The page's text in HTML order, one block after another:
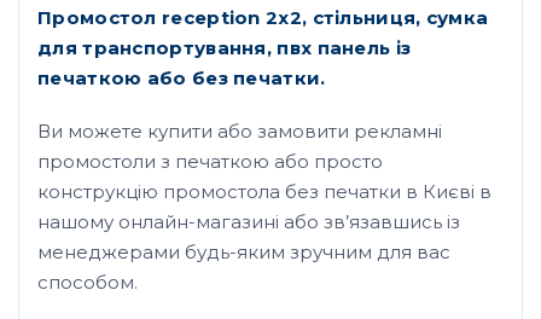
Промостол reception 2х2, стільниця, сумка
для транспортування, пвх панель із
печаткою або без печатки.
Ви можете купити або замовити рекламні
промостоли з печаткою або просто
конструкцію промостола без печатки в Києві в
нашому онлайн-магазині або зв’язавшись із
менеджерами будь-яким зручним для вас
способом.